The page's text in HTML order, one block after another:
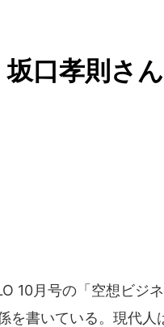
口孝則さ
10月号の「空想ビジ
を書いている。現代